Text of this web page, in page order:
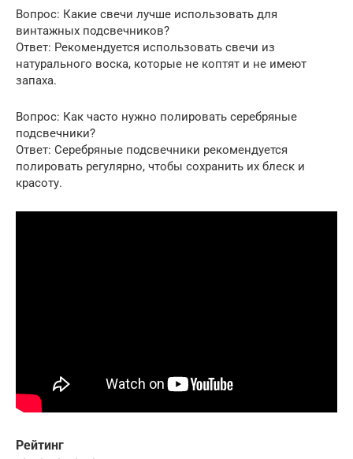
Вопрос: Какие свечи лучше использовать для
винтажных подсвечников?
Ответ: Рекомендуется использовать свечи из
натурального воска, которые не коптят и не имеют
запаха.
Вопрос: Как часто нужно полировать серебряные
подсвечники?
Ответ: Серебряные подсвечники рекомендуется
полировать регулярно, чтобы сохранить их блеск и
красоту.
Рейтинг